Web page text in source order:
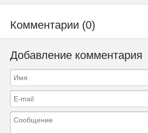
Комментарии (0)
Добавление комментария